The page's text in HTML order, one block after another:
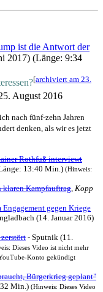
ist die Antwort der
2017) (Länge: 9:34
[archiviert am 23.
August 2016
nach fünf-zehn Jahren
denken, als wir es jetzt
Rothfuß interviewt
13:40 Min.) (Hinweis:
klaren Kampfauftrag, Kopp
gegen Kriege
(14. Januar 2016)
- Sputnik (11.
Dieses Video ist nicht mehr
Konto gekündigt
Bürgerkrieg geplant"
Min.) (Hinweis: Dieses Video